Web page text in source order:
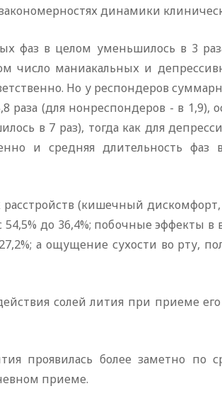
динамики
фаз в целом уменьшилось в 3
число маниакальных и
Но у респондеров
раза (для нонреспондеров - в 1,9),
в 7 раз), тогда как для
и средняя длительность фаз
(кишечный
до 36,4%; побочные эффекты в
а ощущение сухости во рту,
солей лития при приеме
проявилась более заметно
приеме.